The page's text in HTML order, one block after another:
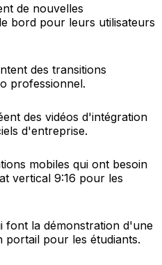
de nouvelles
bord pour leurs utilisateurs
des transitions
professionnel.
des vidéos d'intégration
d'entreprise.
mobiles qui ont besoin
vertical 9:16 pour les
font la démonstration d'une
portail pour les étudiants.